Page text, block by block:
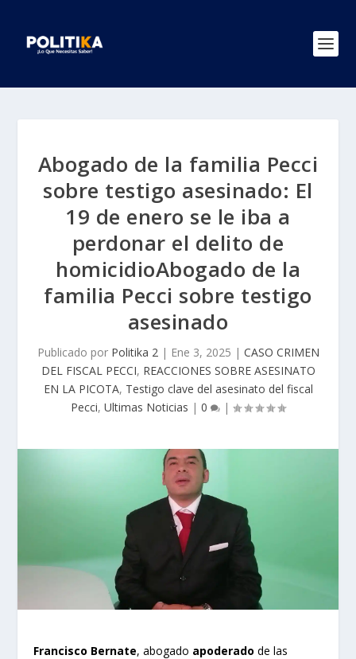
Abogado de la familia Pecci
sobre testigo asesinado: El
19 de enero se le iba a
perdonar el delito de
homicidioAbogado de la
familia Pecci sobre testigo
asesinado
Publicado por Politika 2| Ene 3, 2025 | CASO CRIMEN
DEL FISCAL PECCI, REACCIONES SOBRE ASESINATO
EN LA PICOTA, Testigo clave del asesinato del fiscal
Pecci, Ultimas Noticias | 0 |
Francisco Bernate, abogado apoderadode las